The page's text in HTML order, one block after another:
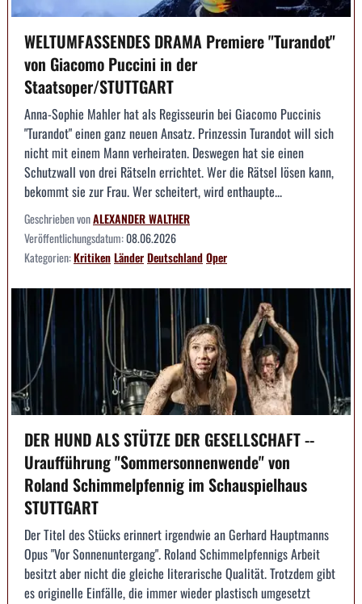
WELTUMFASSENDES DRAMA Premiere "Turandot"
von Giacomo Puccini in der
Staatsoper/STUTTGART
Anna-Sophie Mahler hat als Regisseurin bei Giacomo Puccinis
"Turandot" einen ganz neuen Ansatz. Prinzessin Turandot will sich
nicht mit einem Mann verheiraten. Deswegen hat sie einen
Schutzwall von drei Rätseln errichtet. Wer die Rätsel lösen kann,
bekommt sie zur Frau. Wer scheitert, wird enthaupte...
Geschrieben vonALEXANDER WALTHER
Veröffentlichungsdatum:08.06.2026
Kategorien:KritikenLänderDeutschlandOper
DER HUND ALS STÜTZE DER GESELLSCHAFT --
Uraufführung "Sommersonnenwende" von
Roland Schimmelpfennig im Schauspielhaus
STUTTGART
Der Titel des Stücks erinnert irgendwie an Gerhard Hauptmanns
Opus "Vor Sonnenuntergang". Roland Schimmelpfennigs Arbeit
besitzt aber nicht die gleiche literarische Qualität. Trotzdem gibt
es originelle Einfälle, die immer wieder plastisch umgesetzt